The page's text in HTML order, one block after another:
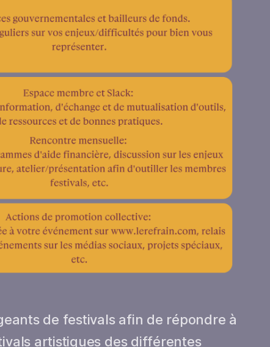
de festivals afin de répondre à
artistiques des différentes